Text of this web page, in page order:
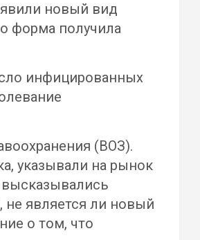
новый вид
форма получила
инфицированных
(ВОЗ).
указывали на рынок
не является ли новый
о том, что